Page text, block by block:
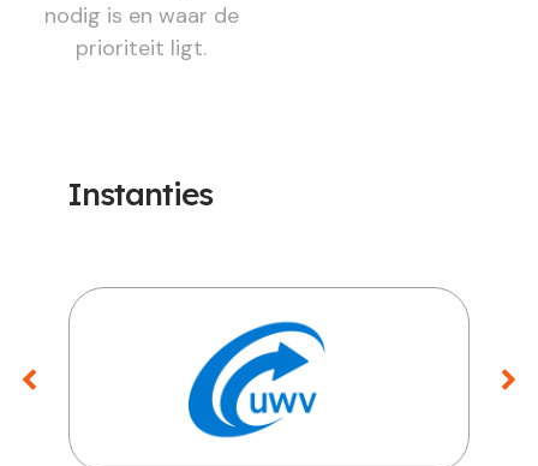
nodig is en waar de
prioriteit ligt.
Instanties